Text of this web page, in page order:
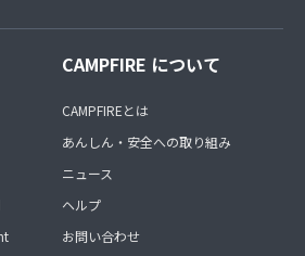
CAMPFIRE について
CAMPFIREとは
あんしん・安全への取り組み
ニュース
ヘルプ
お問い合わせ